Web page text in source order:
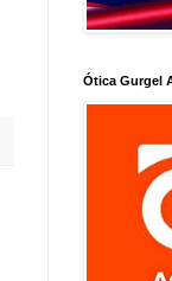
Ótica Gurgel